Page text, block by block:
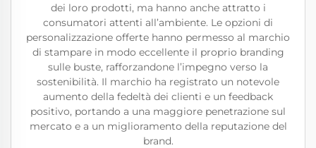
dei loro prodotti, ma hanno anche attratto i
consumatori attenti all’ambiente. Le opzioni di
personalizzazione offerte hanno permesso al marchio
di stampare in modo eccellente il proprio branding
sulle buste, rafforzandone l’impegno verso la
sostenibilità. Il marchio ha registrato un notevole
aumento della fedeltà dei clienti e un feedback
positivo, portando a una maggiore penetrazione sul
mercato e a un miglioramento della reputazione del
brand.